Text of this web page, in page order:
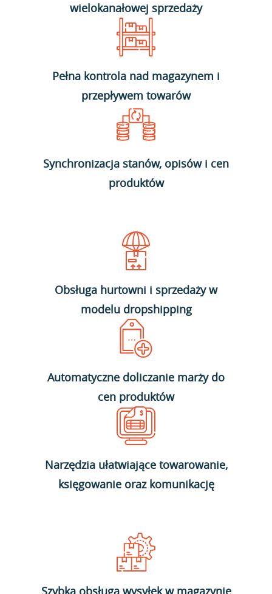
wielokanałowej sprzedaży
Pełna kontrola nad magazynem i
przepływem towarów
Synchronizacja stanów, opisów i cen
produktów
Obsługa hurtowni i sprzedaży w
modelu dropshipping
Automatyczne doliczanie marży do
cen produktów
Narzędzia ułatwiające towarowanie,
księgowanie oraz komunikację
Szybka obsługa wysyłek w magazynie